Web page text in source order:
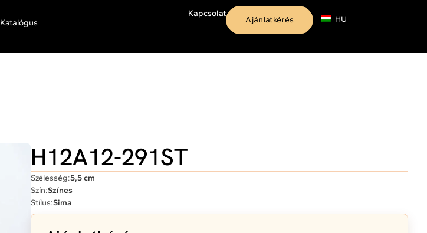
Katalógus
Kapcsolat
Ajánlatkérés HU
H12A12-291ST
Szélesség:5,5 cm
Szín:Színes
Stílus:Sima